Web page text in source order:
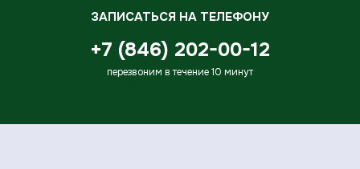
ЗАПИСАТЬСЯ НА ТЕЛЕФОНУ
+7 (846) 202-00-12
перезвоним в течение 10 минут